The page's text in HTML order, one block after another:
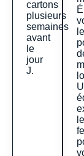
cartons
plusieurs
semaines
avant
le
jour
J.
le
le